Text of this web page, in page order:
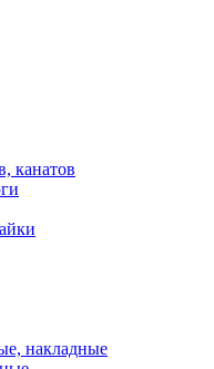
канатов
накладные